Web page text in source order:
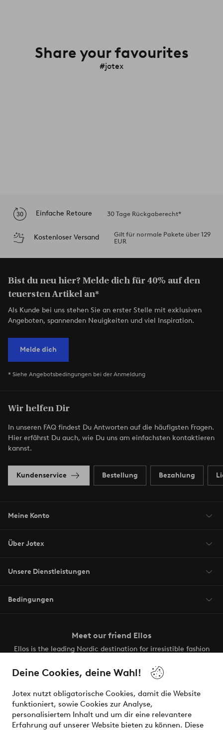
Deine Cookies, deine Wahl!
Jotex nutzt obligatorische Cookies, damit die Website
funktioniert, sowie Cookies zur Analyse,
personalisiertem Inhalt und um dir eine relevantere
Erfahrung auf unserer Website bieten zu können. Diese
Share your favourites
#jotex
Einfache Retoure 30 Tage Rückgaberecht*
Kostenloser Versand
Gilt für normale Pakete über 129
EUR
Bist du neu hier? Melde dich für 40% auf den
teuersten Artikel an*
Als Kunde bei uns stehen Sie an erster Stelle mit exklusiven
Angeboten, spannenden Neuigkeiten und viel Inspiration.
Melde dich
* Siehe Angebotsbedingungen bei der Anmeldung
Wir helfen Dir
In unseren FAQ findest Du Antworten auf die häufigsten Fragen.
Hier erfährst Du auch, wie Du uns am einfachsten kontaktieren
kannst.
Kundenservice Bestellung Bezahlung
Meine Konto
Über Jotex
Unsere Dienstleistungen
Bedingungen
Meet our friend Ellos
Ellos is the leading Nordic destination for irresistible fashion
the latest trends, curated to make finding your next look
effortless. It’s all here.
Visit Ellos